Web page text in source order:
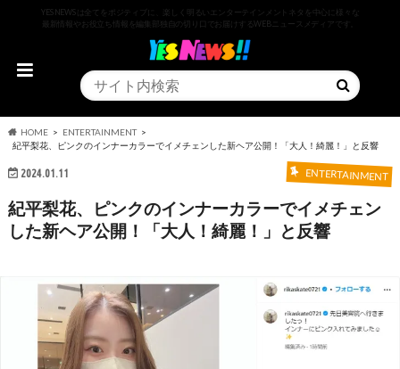
YESNEWSは全てをポジティブに、楽しく明るいエンターテインメントネタを中心に様々な
最新情報やお役立ち情報を編集部独自の切り口でお届けするWEBニュースメディアです。
HOME
ENTERTAINMENT
紀平梨花、ピンクのインナーカラーでイメチェンした新ヘア公開！「大人！綺麗！」と反響
2024.01.11 ENTERTAINMENT
紀平梨花、ピンクのインナーカラーでイメチェン
した新ヘア公開！「大人！綺麗！」と反響